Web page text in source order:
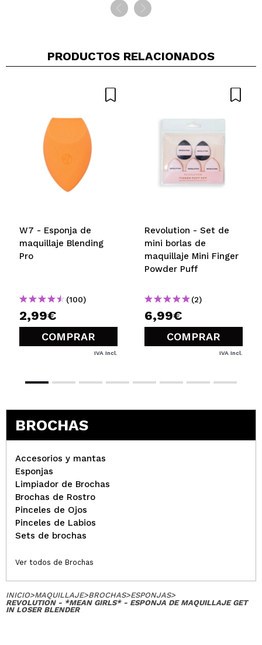
PRODUCTOS RELACIONADOS
W7 - Esponja de
maquillaje Blending
Pro
(100)
2,99€
COMPRAR
IVA Incl.
Revolution - Set de
mini borlas de
maquillaje Mini Finger
Powder Puff
(2)
6,99€
COMPRAR
IVA Incl.
BROCHAS
Accesorios y mantas
Esponjas
Limpiador de Brochas
Brochas de Rostro
Pinceles de Ojos
Pinceles de Labios
Sets de brochas
Ver todos de Brochas
INICIO>MAQUILLAJE>BROCHAS>ESPONJAS>
REVOLUTION - *MEAN GIRLS* - ESPONJA DE MAQUILLAJE GET
IN LOSER BLENDER